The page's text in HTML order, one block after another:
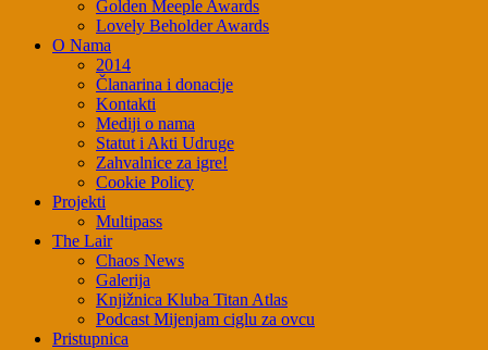
Golden Meeple Awards
Lovely Beholder Awards
O Nama
2014
Članarina i donacije
Kontakti
Mediji o nama
Statut i Akti Udruge
Zahvalnice za igre!
Cookie Policy
Projekti
Multipass
The Lair
Chaos News
Galerija
Knjižnica Kluba Titan Atlas
Podcast Mijenjam ciglu za ovcu
Pristupnica